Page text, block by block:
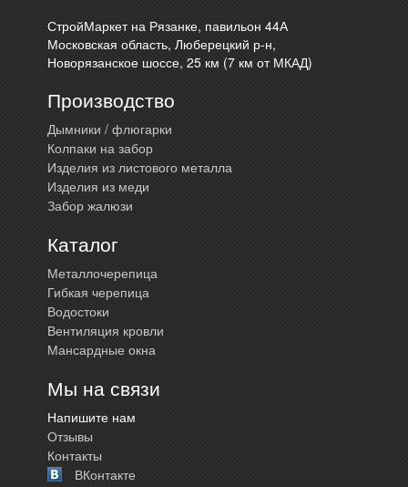
СтройМаркет на Рязанке, павильон 44А
Московская область, Люберецкий р-н,
Новорязанское шоссе, 25 км (7 км от МКАД)
Производство
Дымники / флюгарки
Колпаки на забор
Изделия из листового металла
Изделия из меди
Забор жалюзи
Каталог
Металлочерепица
Гибкая черепица
Водостоки
Вентиляция кровли
Мансардные окна
Мы на связи
Напишите нам
Отзывы
Контакты
ВКонтакте